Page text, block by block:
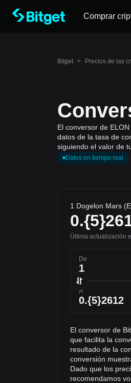
Comprar
Bitget > Precios de las
El conversor de
datos de la tasa de
siguiendo el valor de
Datos en tiempo real ·
1 Dogelon Mars
Última actualización
De
A
El conversor de
que facilita la
resultado de la
conversión
Dado que los
recomendamos